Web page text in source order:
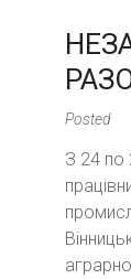
Posted
З 24 по